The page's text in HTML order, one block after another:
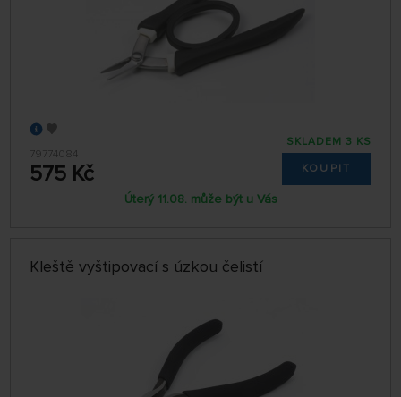
79774084
575 Kč
SKLADEM 3 KS
KOUPIT
Úterý 11.08. může být u Vás
Kleště vyštipovací s úzkou čelistí